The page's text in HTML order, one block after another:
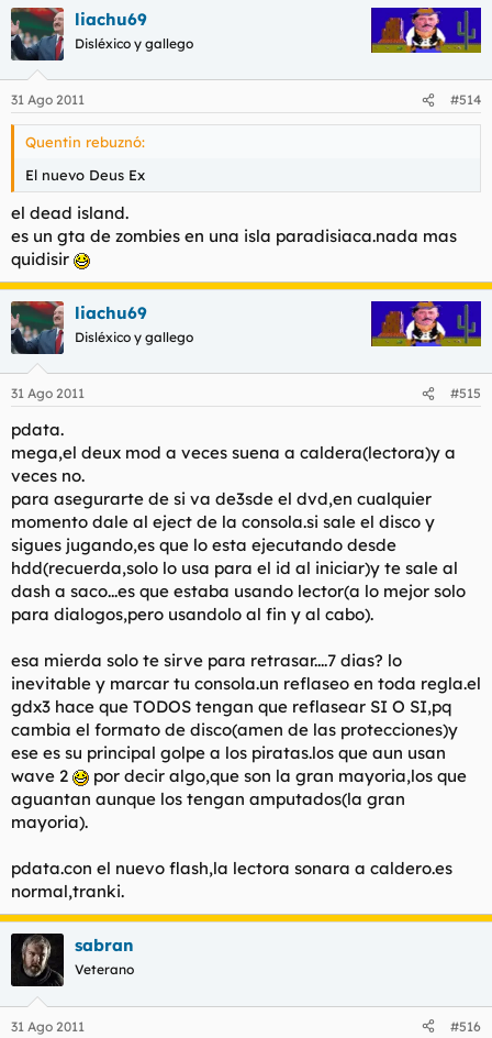
liachu69
Disléxico y gallego
31 Ago 2011 #514
Quentin rebuznó:
El nuevo Deus Ex
el dead island.
es un gta de zombies en una isla paradisiaca.nada mas
quidisir
liachu69
Disléxico y gallego
31 Ago 2011 #515
pdata.
mega,el deux mod a veces suena a caldera(lectora)y a
veces no.
para asegurarte de si va de3sde el dvd,en cualquier
momento dale al eject de la consola.si sale el disco y
sigues jugando,es que lo esta ejecutando desde
hdd(recuerda,solo lo usa para el id al iniciar)y te sale al
dash a saco...es que estaba usando lector(a lo mejor solo
para dialogos,pero usandolo al fin y al cabo).
esa mierda solo te sirve para retrasar....7 dias? lo
inevitable y marcar tu consola.un reflaseo en toda regla.el
gdx3 hace que TODOS tengan que reflasear SI O SI,pq
cambia el formato de disco(amen de las protecciones)y
ese es su principal golpe a los piratas.los que aun usan
wave 2
por decir algo,que son la gran mayoria,los que
aguantan aunque los tengan amputados(la gran
mayoria).
pdata.con el nuevo flash,la lectora sonara a caldero.es
normal,tranki.
sabran
Veterano
31 Ago 2011 #516